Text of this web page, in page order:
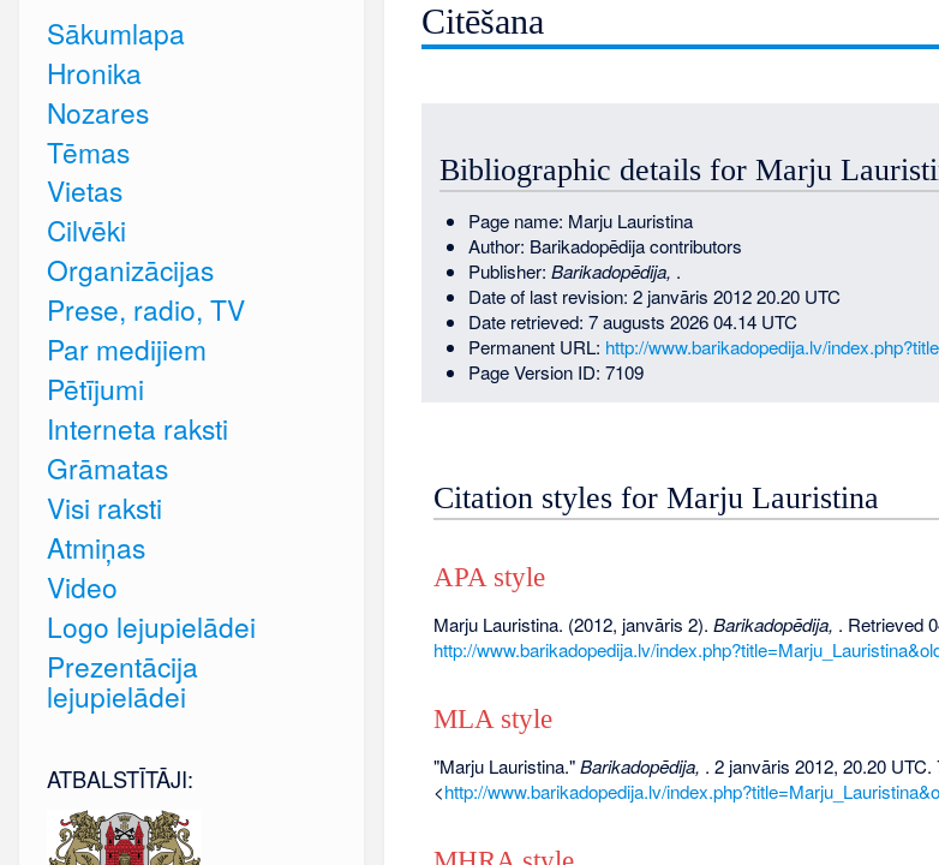
Citēšana
Bibliographic details for Marju
Page name: Marju Lauristina
Author: Barikadopēdija contributors
Publisher: Barikadopēdija, .
Date of last revision: 2 janvāris 2012 20.20 UTC
Date retrieved: 7 augusts 2026 04.14 UTC
Permanent URL: http://www.barikadopedija.lv/
Page Version ID: 7109
Citation styles for Marju Lauristina
APA style
Marju Lauristina. (2012, janvāris 2). Barikadopēdija, . Retrieved
http://www.barikadopedija.lv/
MLA style
"Marju Lauristina."Barikadopēdija, . 2 janvāris 2012, 20.20
<http://www.barikadopedija.lv/
Sākumlapa
Hronika
Nozares
Tēmas
Vietas
Cilvēki
Organizācijas
Prese, radio, TV
Par medijiem
Pētījumi
Interneta raksti
Grāmatas
Visi raksti
Atmiņas
Video
Logo lejupielādei
Prezentācija
lejupielādei
ATBALSTĪTĀJI: